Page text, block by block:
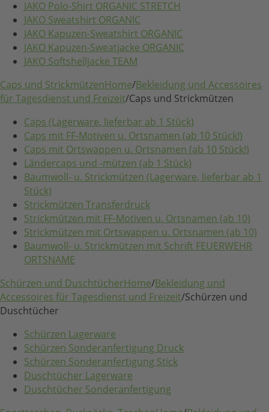
JAKO Polo-Shirt ORGANIC STRETCH
JAKO Sweatshirt ORGANIC
JAKO Kapuzen-Sweatshirt ORGANIC
JAKO Kapuzen-Sweatjacke ORGANIC
JAKO Softshelljacke TEAM
Caps und StrickmützenHome/Bekleidung und Accessoires
für Tagesdienst und Freizeit/Caps und Strickmützen
Caps (Lagerware, lieferbar ab 1 Stück)
Caps mit FF-Motiven u. Ortsnamen (ab 10 Stück!)
Caps mit Ortswappen u. Ortsnamen (ab 10 Stück!)
Ländercaps und -mützen (ab 1 Stück)
Baumwoll- u. Strickmützen (Lagerware, lieferbar ab 1
Stück)
Strickmützen Transferdruck
Strickmützen mit FF-Motiven u. Ortsnamen (ab 10)
Strickmützen mit Ortswappen u. Ortsnamen (ab 10)
Baumwoll- u. Strickmützen mit Schrift FEUERWEHR
ORTSNAME
Schürzen und DuschtücherHome/Bekleidung und
Accessoires für Tagesdienst und Freizeit/Schürzen und
Duschtücher
Schürzen Lagerware
Schürzen Sonderanfertigung Druck
Schürzen Sonderanfertigung Stick
Duschtücher Lagerware
Duschtücher Sonderanfertigung